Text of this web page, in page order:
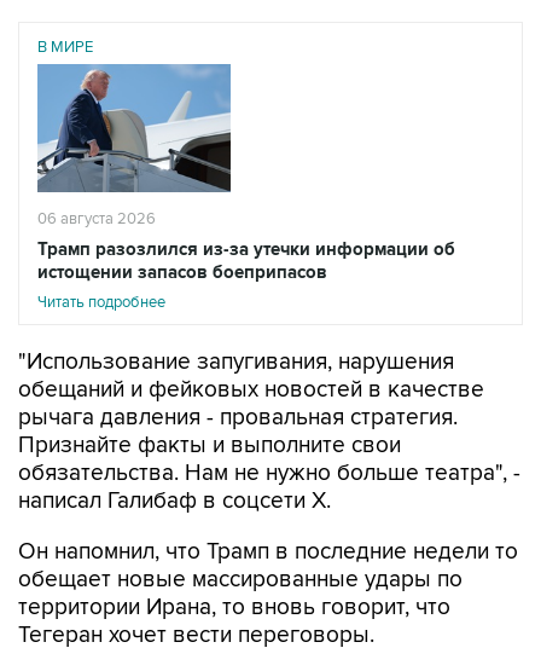
В МИРЕ
06 августа 2026
Трамп разозлился из-за утечки информации об
истощении запасов боеприпасов
Читать подробнее
"Использование запугивания, нарушения
обещаний и фейковых новостей в качестве
рычага давления - провальная стратегия.
Признайте факты и выполните свои
обязательства. Нам не нужно больше театра", -
написал Галибаф в соцсети X.
Он напомнил, что Трамп в последние недели то
обещает новые массированные удары по
территории Ирана, то вновь говорит, что
Тегеран хочет вести переговоры.